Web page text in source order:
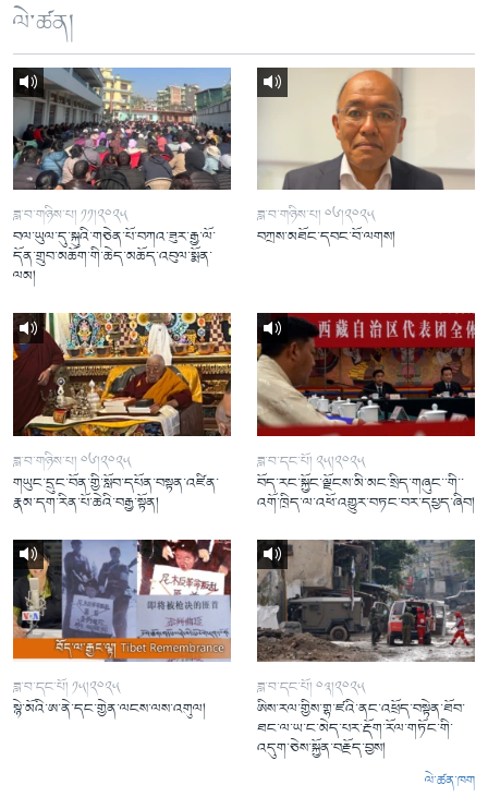
ལེ་ཚན།
ཟླ་བ་གཉིས་པ། ༡༡།༢༠༢༥
བལ་ཡུལ་དུ་སྐུའི་གཅེན་པོ་བཀའ་ཟུར་རྒྱ་ལོ་
དོན་གྲུབ་མཆོག་གི་ཆེད་མཆོད་འབུལ་སྨོན་
ལམ།
ཟླ་བ་གཉིས་པ། ༠༦།༢༠༢༥
བཀྲས་མཐོང་དབང་བོ་ལགས།
ཟླ་བ་གཉིས་པ། ༠༦།༢༠༢༥
གཡུང་དྲུང་བོན་གྱི་སློབ་དཔོན་བསྟན་འཛིན་
རྣམ་དག་རིན་པོ་ཆེའི་བརྒྱ་སྟོན།
ཟླ་བ་དང་པོ། ༢༥།༢༠༢༥
བོད་རང་སྐྱོང་ལྗོངས་མི་མང་སྲིད་གཞུང་་གི་་
འགོ་ཁྲིད་ལ་འཕོ་འགྱུར་བཏང་བར་དཔྱད་ཞིབ།
ཟླ་བ་དང་པོ། ༡༥།༢༠༢༥
སྙེ་མོའི་ཨ་ནེ་དང་གྱེན་ལངས་ལས་འགུལ།
ཟླ་བ་དང་པོ། ༠༣།༢༠༢༥
ཨིས་རལ་གྱིས་གྷ་ཛའི་ནང་འཕྲོད་བསྟེན་ཐོབ་
ཐང་ལ་ཡ་ང་མེད་པར་རྡོག་རོལ་གཏོང་གི་
འདུག་ཅེས་སྐྱོན་བརྗོད་བྱས།
ལེ་ཚན་ཁག